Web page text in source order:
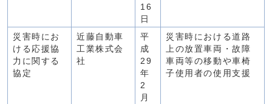
16
日
災害時にお
ける応援協
力に関する
協定
近藤自動車
工業株式会
社
平
成
29
年
2
月
災害時における道路
上の放置車両・故障
車両等の移動や車椅
子使用者の使用支援